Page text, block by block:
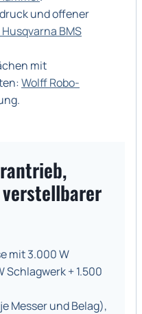
und offener
BMS
mit
Wolff Robo-
mit 3.000 W
Schlagwerk + 1.500
Messer und Belag),